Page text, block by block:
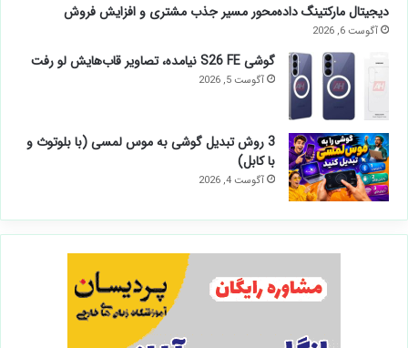
دیجیتال مارکتینگ داده‌محور مسیر جذب مشتری و افزایش فروش
آگوست 6, 2026
گوشی S26 FE نیامده، تصاویر قاب‌هایش لو رفت
آگوست 5, 2026
3 روش تبدیل گوشی به موس لمسی (با بلوتوث و
با کابل)
آگوست 4, 2026